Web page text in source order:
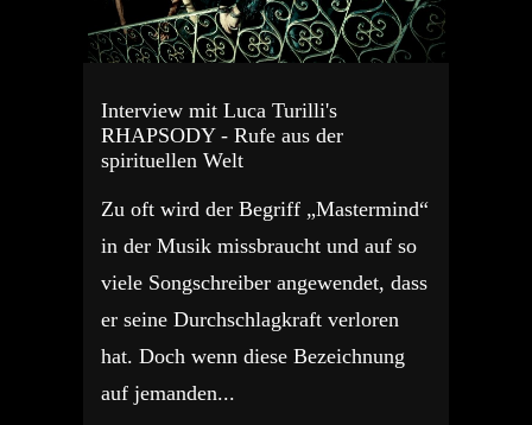
Interview mit Luca Turilli's
RHAPSODY - Rufe aus der
spirituellen Welt
Zu oft wird der Begriff „Mastermind“
in der Musik missbraucht und auf so
viele Songschreiber angewendet, dass
er seine Durchschlagkraft verloren
hat. Doch wenn diese Bezeichnung
auf jemanden...